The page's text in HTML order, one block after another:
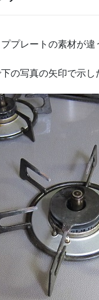
プレートの素材が違
の写真の矢印で示し